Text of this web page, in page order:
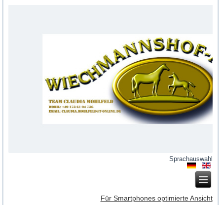
Sprachauswahl
Für Smartphones optimierte Ansicht